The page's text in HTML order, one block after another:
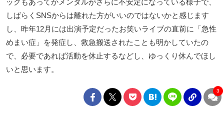
ックもあってかメンタルがさらに不安定になっている様子で、
しばらくSNSからは離れた方がいいのではないかと感じます
し、昨年12月には出演予定だったお笑いライブの直前に「急性
めまい症」を発症し、救急搬送されたことも明かしていたの
で、必要であれば活動を休止するなどし、ゆっくり休んでほし
いと思います。
3